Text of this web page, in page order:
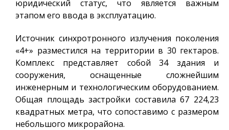
юридический статус, что является важным
этапом его ввода в эксплуатацию.
Источник синхротронного излучения поколения
«4+» разместился на территории в 30 гектаров.
Комплекс представляет собой 34 здания и
сооружения, оснащенные сложнейшим
инженерным и технологическим оборудованием.
Общая площадь застройки составила 67 224,23
квадратных метра, что сопоставимо с размером
небольшого микрорайона.